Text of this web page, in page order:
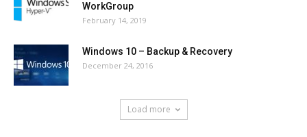
WorkGroup
February 14, 2019
Windows 10 – Backup & Recovery
December 24, 2016
Load more